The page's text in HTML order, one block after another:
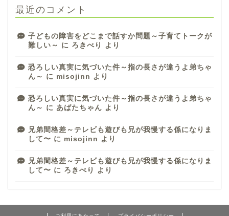
最近のコメント
子どもの障害をどこまで話すか問題～子育てトークが
難しい～ に ろきべり より
恐ろしい真実に気づいた件～指の長さが違うよ弟ちゃ
ん～ に misojinn より
恐ろしい真実に気づいた件～指の長さが違うよ弟ちゃ
ん～ に あばたちゃん より
兄弟間格差～テレビも遊びも兄が我慢する係になりま
して〜 に misojinn より
兄弟間格差～テレビも遊びも兄が我慢する係になりま
して〜 に ろきべり より